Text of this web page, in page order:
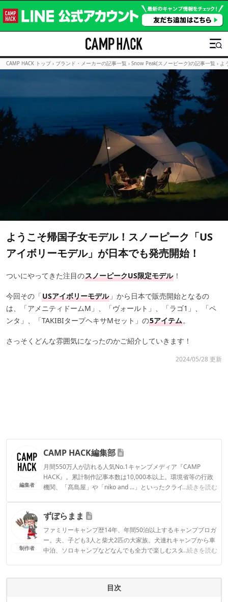
CAMP HACK トップ › ブランド・メーカーの記事一覧 › Snow Peak(スノーピーク)の記事一覧 › よ
ようこそ帰国子女モデル！スノーピーク「US
アイボリーモデル」が日本でも発売開始！
ついにやってきた注目のスノーピークUS限定モデル ！
今回その「USアイボリーモデル 」から日本で販売開始となるの
は、「アメニティドームM」、「ヴォールト」、「ラゴ1」、「ペ
ンタ」、「TAKIBIタープヘキサMセット」の5アイテム。
さっそくどんな雰囲気になったのかご紹介していきます！
2024/05/28 更新
編集者
CAMP HACK編集部
月間550万人が訪れる人気No.1キャンプメディア『CAMP
HACK』。累計制作記事本数は10,000本以上。環境省等の行政
機関、「髙島屋」や「niko and ...」といったクライアントとの
...続きを読む
CAMP HACK編集部のプロフィール
制作者
ずぼらまま
ファミリーキャンプ歴14年、年間50泊以上するキャンプブロガ
ー。夫、子ども3人と柴犬2匹の大家族。犬連れキャンプから車
中泊、ソロキャンプなどなんでも全力で楽しむスタイル。アウ
...続きを読む
ずぼらままのプロフィール
目次